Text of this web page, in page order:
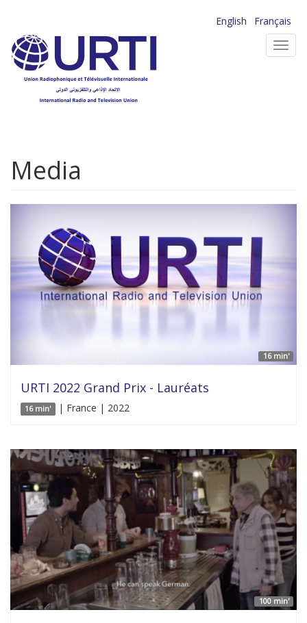
contenu
principal
English
Français
Media
16 min'
URTI 2022 Grand Prix - Lauréats
16 min' | France | 2022
100 min'